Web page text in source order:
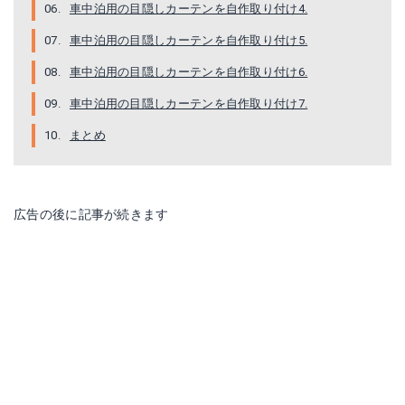
車中泊用の目隠しカーテンを自作取り付け4.
車中泊用の目隠しカーテンを自作取り付け5.
車中泊用の目隠しカーテンを自作取り付け6.
車中泊用の目隠しカーテンを自作取り付け7.
まとめ
広告の後に記事が続きます
カウネット ダブルクリップ
Amazonで詳細を見る
楽天で詳細を見る